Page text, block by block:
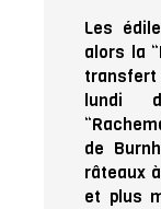
Les
alors la
transfert
lundi
de
râteaux
et plus